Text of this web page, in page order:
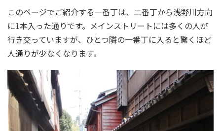
このページでご紹介する一番丁は、二番丁から浅野川方向
に1本入った通りです。メインストリートには多くの人が
行き交っていますが、ひとつ隣の一番丁に入ると驚くほど
人通りが少なくなります。